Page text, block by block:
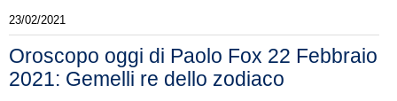
23/02/2021
Oroscopo oggi di Paolo Fox 22 Febbraio
2021: Gemelli re dello zodiaco